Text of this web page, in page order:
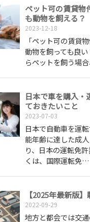
ペット可の賃貸物
も動物を飼える？
2023-12-18
「ペット可の賃貸
動物を飼っても良
らペットを飼う場
日本で車を購入・
ておきたいこと
2023-07-03
日本で自動車を運
能年齢に達した成
り、日本の運転免
くは、国際運転免…
【2025年最新版
2022-09-29
地方と都会では交